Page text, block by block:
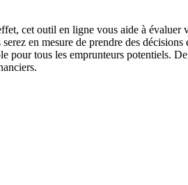
cet outil en ligne vous aide à évaluer
en mesure de prendre des
tous les emprunteurs potentiels.